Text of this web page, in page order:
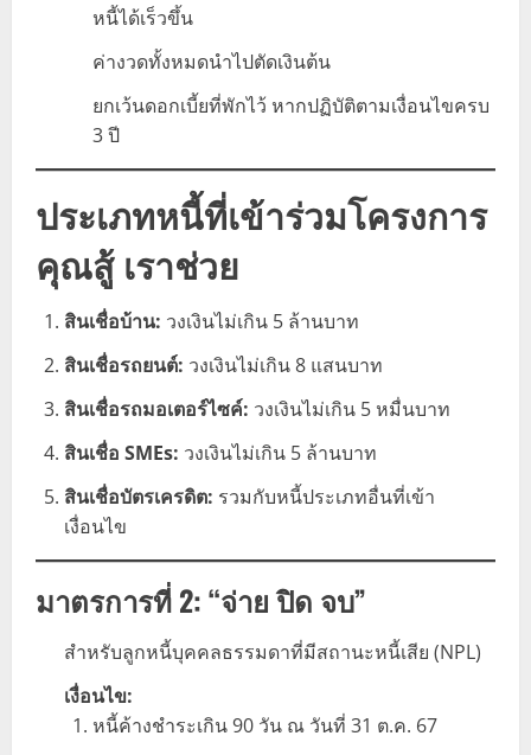
หนี้ได้เร็วขึ้น
ค่างวดทั้งหมดนำไปตัดเงินต้น
ยกเว้นดอกเบี้ยที่พักไว้ หากปฏิบัติตามเงื่อนไขครบ
3 ปี
ประเภทหนี้ที่เข้าร่วมโครงการ
คุณสู้ เราช่วย
สินเชื่อบ้าน: วงเงินไม่เกิน 5 ล้านบาท
สินเชื่อรถยนต์: วงเงินไม่เกิน 8 แสนบาท
สินเชื่อรถมอเตอร์ไซค์: วงเงินไม่เกิน 5 หมื่นบาท
สินเชื่อ SMEs: วงเงินไม่เกิน 5 ล้านบาท
สินเชื่อบัตรเครดิต: รวมกับหนี้ประเภทอื่นที่เข้า
เงื่อนไข
มาตรการที่ 2: “จ่าย ปิด จบ”
สำหรับลูกหนี้บุคคลธรรมดาที่มีสถานะหนี้เสีย (NPL)
เงื่อนไข:
หนี้ค้างชำระเกิน 90 วัน ณ วันที่ 31 ต.ค. 67